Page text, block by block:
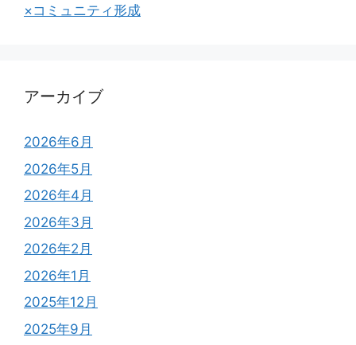
×コミュニティ形成
アーカイブ
2026年6月
2026年5月
2026年4月
2026年3月
2026年2月
2026年1月
2025年12月
2025年9月